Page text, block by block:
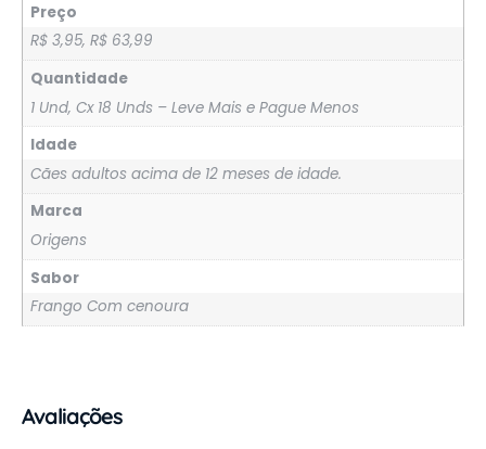
Preço
R$ 3,95, R$ 63,99
Quantidade
1 Und, Cx 18 Unds – Leve Mais e Pague Menos
Idade
Cães adultos acima de 12 meses de idade.
Marca
Origens
Sabor
Frango Com cenoura
Avaliações